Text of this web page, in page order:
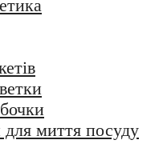
миття посуду